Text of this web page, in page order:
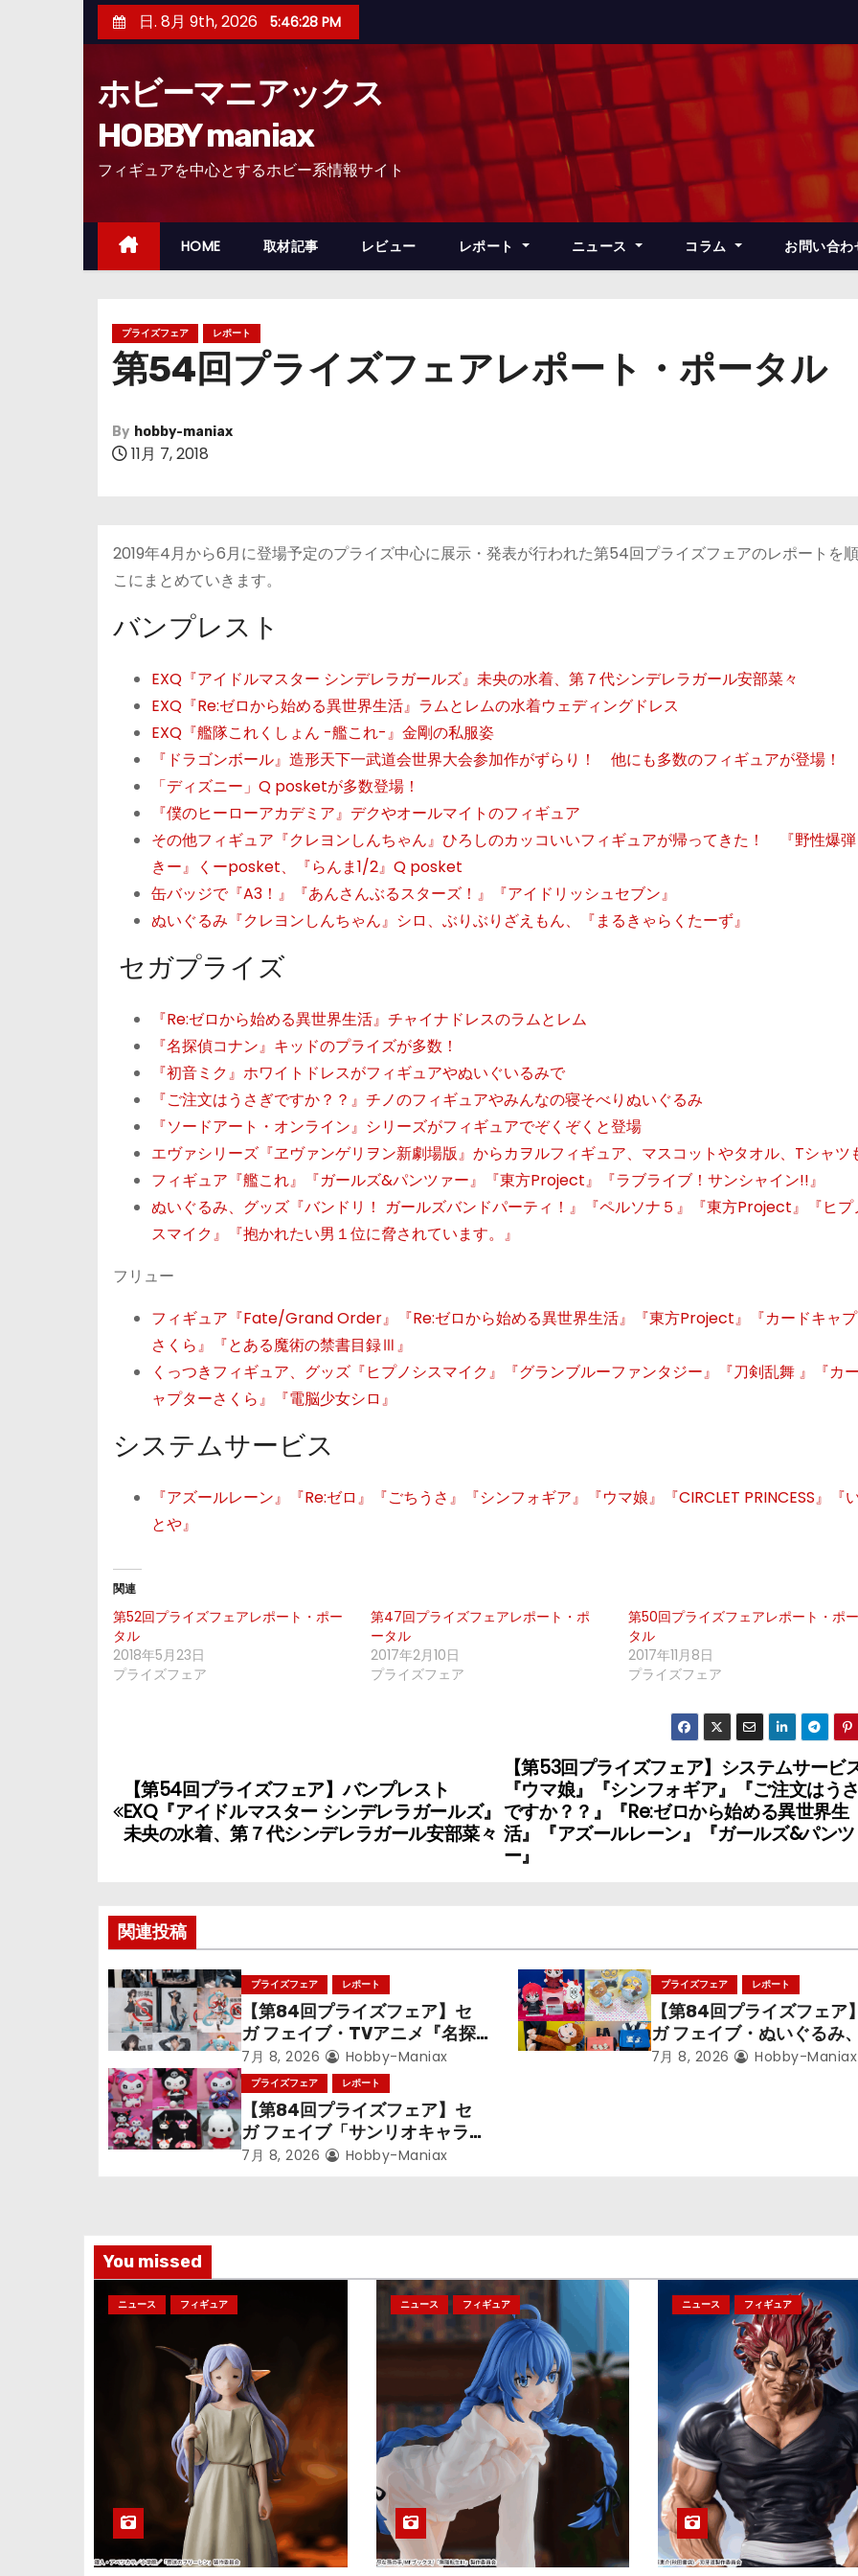
ン
ッ
日. 8月 9th, 2026 5:46:29 PM
ホビーマニアックス
HOBBY maniax
フィギュアを中心とするホビー系情報サイト
HOME 取材記事 レビュー レポート ニュース コラム お問い合わ
プライズフェア レポート
第54回プライズフェアレポート・ポータル
By hobby-maniax
11月 7, 2018
2019年4月から6月に登場予定のプライズ中心に展示・発表が行われた第54回プライズフェアのレポートを
こにまとめていきます。
バンプレスト
EXQ『アイドルマスター シンデレラガールズ』未央の水着、第７代シンデレラガール安部菜々
EXQ『Re:ゼロから始める異世界生活』ラムとレムの水着ウェディングドレス
EXQ『艦隊これくしょん -艦これ-』金剛の私服姿
『ドラゴンボール』造形天下一武道会世界大会参加作がずらり！ 他にも多数のフィギュアが登場！
「ディズニー」Q posketが多数登場！
『僕のヒーローアカデミア』デクやオールマイトのフィギュア
その他フィギュア『クレヨンしんちゃん』ひろしのカッコいいフィギュアが帰ってきた！ 『野性爆
きー』くーposket、『らんま1/2』Q posket
缶バッジで『A3！』『あんさんぶるスターズ！』『アイドリッシュセブン』
ぬいぐるみ『クレヨンしんちゃん』シロ、ぶりぶりざえもん、『まるきゃらくたーず』
セガプライズ
『Re:ゼロから始める異世界生活』チャイナドレスのラムとレム
『名探偵コナン』キッドのプライズが多数！
『初音ミク』ホワイトドレスがフィギュアやぬいぐいるみで
『ご注文はうさぎですか？？』チノのフィギュアやみんなの寝そべりぬいぐるみ
『ソードアート・オンライン』シリーズがフィギュアでぞくぞくと登場
エヴァシリーズ『ヱヴァンゲリヲン新劇場版』からカヲルフィギュア、マスコットやタオル、Tシャツ
フィギュア『艦これ』『ガールズ&パンツァー』『東方Project』『ラブライブ！サンシャイン!!』
ぬいぐるみ、グッズ『バンドリ！ ガールズバンドパーティ！』『ペルソナ５』『東方Project』『ヒプ
スマイク』『抱かれたい男１位に脅されています。』
フリュー
フィギュア『Fate/Grand Order』『Re:ゼロから始める異世界生活』『東方Project』『カードキャ
さくら』『とある魔術の禁書目録Ⅲ』
くっつきフィギュア、グッズ『ヒプノシスマイク』『グランブルーファンタジー』『刀剣乱舞 』『カ
ャプターさくら』『電脳少女シロ』
システムサービス
『アズールレーン』『Re:ゼロ』『ごちうさ』『シンフォギア』『ウマ娘』『CIRCLET PRINCESS』『
とや』
関連
第52回プライズフェアレポート・ポー
タル
2018年5月23日
プライズフェア
第47回プライズフェアレポート・ポ
ータル
2017年2月10日
プライズフェア
第50回プライズフェアレポート・ポ
タル
2017年11月8日
プライズフェア
投
稿
ゲ
ー
シ
ョ
ン
【第53回プライズフェア】システムサービ
『ウマ娘』『シンフォギア』『ご注文はう
ですか？？』『Re:ゼロから始める異世界生
活』『アズールレーン』『ガールズ&パン
ー』
【第54回プライズフェア】バンプレスト
EXQ『アイドルマスター シンデレラガールズ』
未央の水着、第７代シンデレラガール安部菜々
関連投稿
プライズフェア レポート
【第84回プライズフェア】セ
ガ フェイブ・TVアニメ『名探
偵コナン』TVアニメ『呪術廻
戦』『〈物語〉シリーズ』「初
音ミク」
7月 8, 2026 Hobby-Maniax
プライズフェア レポート
【第84回プライズフェア
ガ フェイブ・ぬいぐるみ
ズ『LiSA』『ミニオン』
7月 8, 2026 Hobby-Maniax
プライズフェア レポート
【第84回プライズフェア】セ
ガ フェイブ「サンリオキャラク
ターズ」
7月 8, 2026 Hobby-Maniax
You missed
ニュース フィギュア ニュース フィギュア ニュース フィギュア